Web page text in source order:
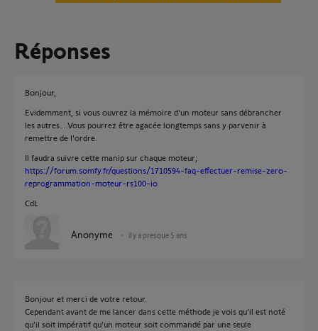
Réponses
Bonjour,
Evidemment, si vous ouvrez la mémoire d'un moteur sans débrancher
les autres....Vous pourrez être agacée longtemps sans y parvenir à
remettre de l'ordre.
Il faudra suivre cette manip sur chaque moteur;
https://forum.somfy.fr/questions/1710594-faq-effectuer-remise-zero-
reprogrammation-moteur-rs100-io
CdL
Anonyme il y a presque 5 ans
Bonjour et merci de votre retour.
Cependant avant de me lancer dans cette méthode je vois qu’il est noté
qu’il soit impératif qu’un moteur soit commandé par une seule